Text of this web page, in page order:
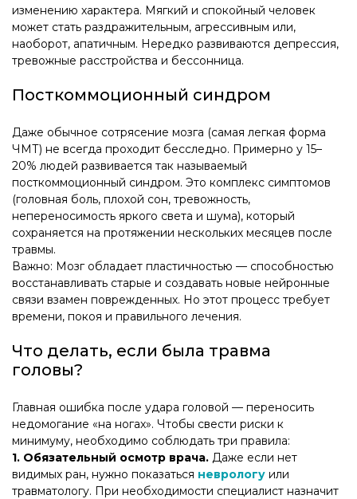
изменению характера. Мягкий и спокойный человек
может стать раздражительным, агрессивным или,
наоборот, апатичным. Нередко развиваются депрессия,
тревожные расстройства и бессонница.
Посткоммоционный синдром
Даже обычное сотрясение мозга (самая легкая форма
ЧМТ) не всегда проходит бесследно. Примерно у 15–
20% людей развивается так называемый
посткоммоционный синдром. Это комплекс симптомов
(головная боль, плохой сон, тревожность,
непереносимость яркого света и шума), который
сохраняется на протяжении нескольких месяцев после
травмы.
Важно: Мозг обладает пластичностью — способностью
восстанавливать старые и создавать новые нейронные
связи взамен поврежденных. Но этот процесс требует
времени, покоя и правильного лечения.
Что делать, если была травма
головы?
Главная ошибка после удара головой — переносить
недомогание «на ногах». Чтобы свести риски к
минимуму, необходимо соблюдать три правила:
1. Обязательный осмотр врача. Даже если нет
видимых ран, нужно показаться неврологу или
травматологу. При необходимости специалист назначит